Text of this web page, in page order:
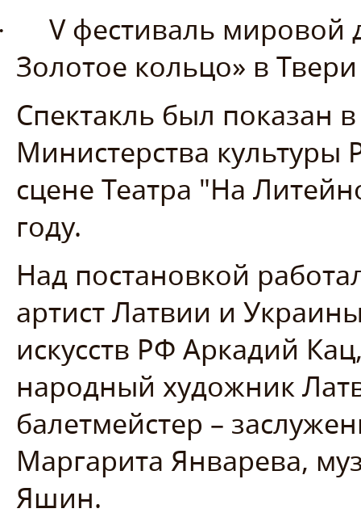
V фестиваль мировой
Золотое кольцо» в
Спектакль был показан
Министерства
сцене Театра "На
году.
Над постановкой
артист Латвии и
искусств РФ Аркадий
народный художник
балетмейстер –
Маргарита Январева,
Яшин.